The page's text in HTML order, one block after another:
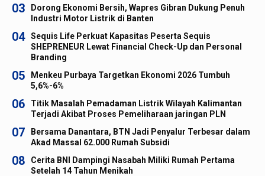
03
Dorong Ekonomi Bersih, Wapres Gibran Dukung Penuh
Industri Motor Listrik di Banten
04
Sequis Life Perkuat Kapasitas Peserta Sequis
SHEPRENEUR Lewat Financial Check-Up dan Personal
Branding
05
Menkeu Purbaya Targetkan Ekonomi 2026 Tumbuh
5,6%-6%
06
Titik Masalah Pemadaman Listrik Wilayah Kalimantan
Terjadi Akibat Proses Pemeliharaan jaringan PLN
07
Bersama Danantara, BTN Jadi Penyalur Terbesar dalam
Akad Massal 62.000 Rumah Subsidi
08
Cerita BNI Dampingi Nasabah Miliki Rumah Pertama
Setelah 14 Tahun Menikah